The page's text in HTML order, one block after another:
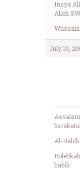
Insya
Alloh
July 10,
Al-
habib: